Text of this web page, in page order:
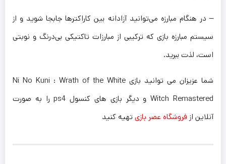
– در هنگام مبارزه می‌توانید آزادانه بین کاراکترها جابجا شوید و از
سیستم مبارزه بازی که ترکیبی از مبارزات تاکتیکی بی‌درنگ و نوبتی
است، لذت ببرید.
شما عزیزان می توانید بازی Ni No Kuni : Wrath of the White
Witch Remastered و دیگر بازی های کنسول ps4 را به صورت
آنلاین از فروشگاه عصر بازیتهیه کنید